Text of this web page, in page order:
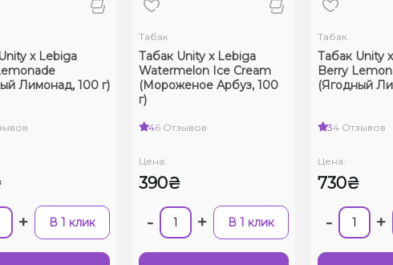
x Lebiga
Лимонад, 100 г)
+ В 1 клик
Табак
Табак Unity x Lebiga
Watermelon Ice Cream
(Мороженое Арбуз, 100
г)
46 Отзывов
Цена:
390₴
- + В 1 клик
Табак
Табак Unity
Berry
(Ягодный
34 Отзывов
Цена:
730₴
- +